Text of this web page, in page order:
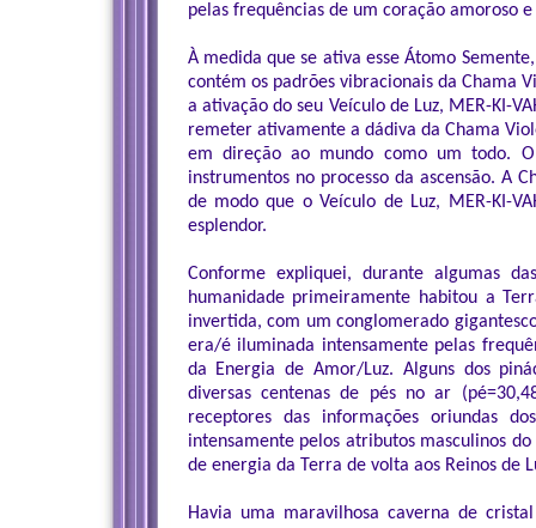
pelas frequências de um coração amoroso e
À medida que se ativa esse Átomo
contém os padrões vibracionais da Chama
a ativação do seu Veículo de Luz, MER-KI-
remeter ativamente a dádiva da Chama
em direção ao mundo como um todo.
instrumentos no processo da ascensão. A
de modo que o Veículo de Luz, MER-KI-
esplendor.
Conforme expliquei, durante algumas
humanidade primeiramente habitou a
invertida, com um conglomerado
era/é iluminada intensamente pelas
da Energia de Amor/Luz. Alguns dos
diversas centenas de pés no ar
receptores das informações oriundas
intensamente pelos atributos masculinos
de energia da Terra de volta aos Reinos de
Havia uma maravilhosa caverna de